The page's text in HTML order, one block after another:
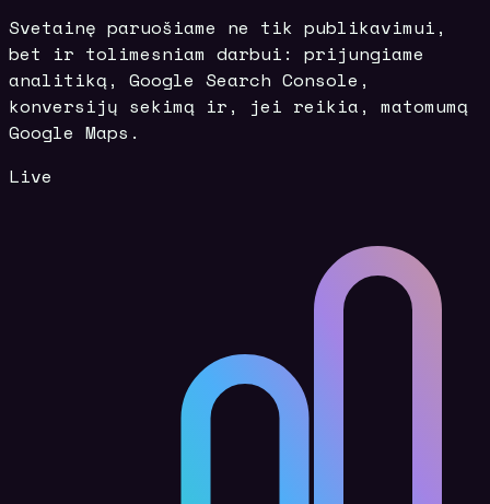
Svetainę paruošiame ne tik publikavimui,
bet ir tolimesniam darbui: prijungiame
analitiką, Google Search Console,
konversijų sekimą ir, jei reikia, matomumą
Google Maps.
Live